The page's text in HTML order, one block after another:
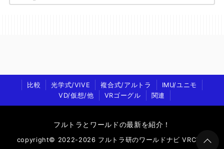
比較 光学式/VIVE 複合式/アルトラ
IMU/ユニモ
VD/仮想/他
VRゴーグル 関連
フルトラとワールドの最新を紹介！
copyright© 2022-2026 フルトラ研のワールドナビ VRChat